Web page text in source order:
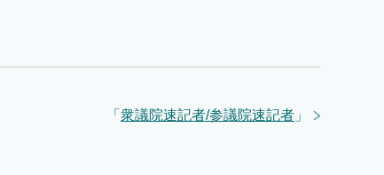
「 衆議院速記者/参議院速記者 」